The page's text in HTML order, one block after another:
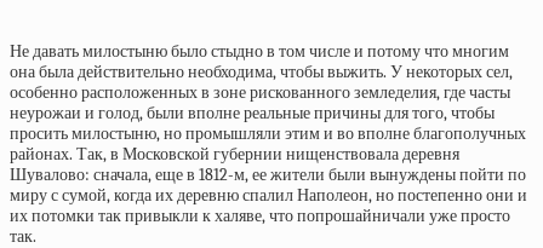
Не давать милостыню было стыдно в том числе и потому что многим
она была действительно необходима, чтобы выжить. У некоторых сел,
особенно расположенных в зоне рискованного земледелия, где часты
неурожаи и голод, были вполне реальные причины для того, чтобы
просить милостыню, но промышляли этим и во вполне благополучных
районах. Так, в Московской губернии нищенствовала деревня
Шувалово: сначала, еще в 1812-м, ее жители были вынуждены пойти по
миру с сумой, когда их деревню спалил Наполеон, но постепенно они и
их потомки так привыкли к халяве, что попрошайничали уже просто
так.